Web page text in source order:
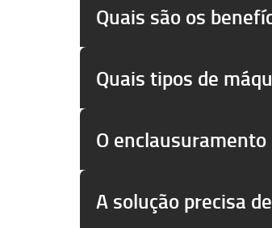
Quais são os
Quais tipos de
O
A solução precisa